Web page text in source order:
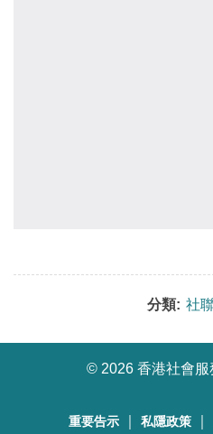
分類: 社
© 2026 香港社會
重要告示 私隱政策